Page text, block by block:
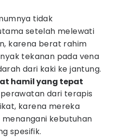
tidak
setelah melewati
karena berat rahim
tekanan pada vena
dari kaki ke jantung.
hamil yang tepat
dari terapis
karena mereka
kebutuhan
spesifik.